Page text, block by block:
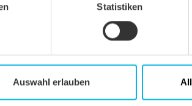
Statistiken
Auswahl erlauben
DUO longlife ND extra, TRIO extra, TRIO
QUATTRO longlife extra
bitte gesonderte Verlegerichtlinien